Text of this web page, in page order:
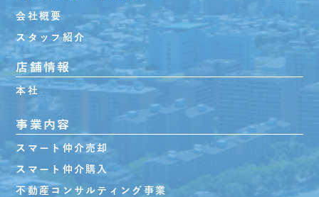
会社概要
スタッフ紹介
店舗情報
本社
事業内容
スマート仲介売却
スマート仲介購入
不動産コンサルティング事業